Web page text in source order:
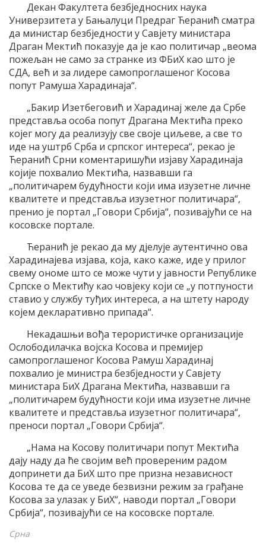
Декан Факултета безбједносних наука
Универзитета у Бањалуци Предраг Ћеранић сматра
да министар безбједности у Савјету министара
Драган Мектић показује да је као политичар „веома
пожељан не само за странке из ФБиХ као што је
СДА, већ и за лидере самопроглашеног Косова
попут Рамуша Харадинаја“.
„Бакир Изетбеговић и Харадинај желе да Србе
представља особа попут Драгана Мектића преко
којег могу да реализују све своје циљеве, а све то
иде на уштрб Срба и српског интереса“, рекао је
Ћеранић Срни коментаришући изјаву Харадинаја
којије похвалио Мектића, назвавши га
„политичарем будућности који има изузетне личне
квалитете и представља изузетног политичара“,
пренио је портал „Говори Србија“, позивајући се на
косовске портале.
Ћеранић је рекао да му дјелује аутентично ова
Харадинајева изјава, која, како каже, иде у прилог
свему ономе што се може чути у јавности Републике
Српске о Мектићу као човјеку који се „у потпуности
ставио у службу туђих интереса, а на штету народу
којем декларативно припада“.
Некадашњи вођа терористичке организације
Ослободилачка војска Косова и премијер
самопроглашеног Косова Рамуш Харадинај
похвалио је министра безбједности у Савјету
министара БиХ Драгана Мектића, назвавши га
„политичарем будућности који има изузетне личне
квалитете и представља изузетног политичара“,
преноси портал „Говори Србија“.
„Нама на Косову политичари попут Мектића
дају наду да ће својим већ провереним радом
допринети да БиХ што пре призна независност
Косова те да се уведе безвизни режим за грађане
Косова за улазак у БиХ“, наводи портал „Говори
Србија“, позивајући се на косовске портале.
Срна